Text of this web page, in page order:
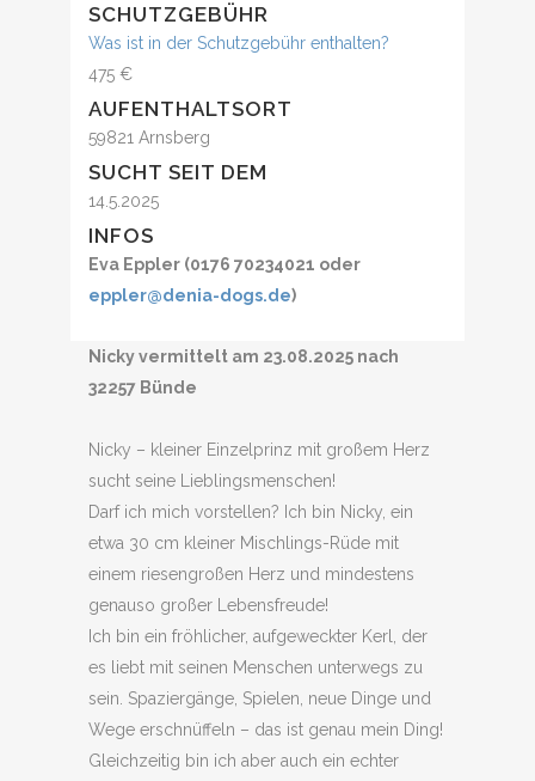
SCHUTZGEBÜHR
Was ist in der Schutzgebühr enthalten?
475 €
AUFENTHALTSORT
59821 Arnsberg
SUCHT SEIT DEM
14.5.2025
INFOS
Eva Eppler (0176 70234021 oder
eppler@denia-dogs.de)
Nicky vermittelt am 23.08.2025 nach
32257 Bünde
Nicky – kleiner Einzelprinz mit großem Herz
sucht seine Lieblingsmenschen!
Darf ich mich vorstellen? Ich bin Nicky, ein
etwa 30 cm kleiner Mischlings-Rüde mit
einem riesengroßen Herz und mindestens
genauso großer Lebensfreude!
Ich bin ein fröhlicher, aufgeweckter Kerl, der
es liebt mit seinen Menschen unterwegs zu
sein. Spaziergänge, Spielen, neue Dinge und
Wege erschnüffeln – das ist genau mein Ding!
Gleichzeitig bin ich aber auch ein echter